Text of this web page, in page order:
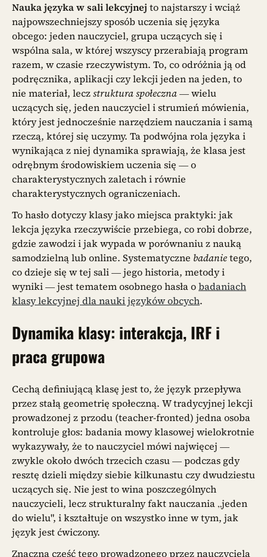
Nauka języka w sali lekcyjnej to najstarszy i wciąż
najpowszechniejszy sposób uczenia się języka
obcego: jeden nauczyciel, grupa uczących się i
wspólna sala, w której wszyscy przerabiają program
razem, w czasie rzeczywistym. To, co odróżnia ją od
podręcznika, aplikacji czy lekcji jeden na jeden, to
nie materiał, leczstruktura społeczna— wielu
uczących się, jeden nauczyciel i strumień mówienia,
który jest jednocześnie narzędziem nauczania i samą
rzeczą, której się uczymy. Ta podwójna rola języka i
wynikająca z niej dynamika sprawiają, że klasa jest
odrębnym środowiskiem uczenia się — o
charakterystycznych zaletach i równie
charakterystycznych ograniczeniach.
To hasło dotyczy klasy jako miejsca praktyki: jak
lekcja języka rzeczywiście przebiega, co robi dobrze,
gdzie zawodzi i jak wypada w porównaniu z nauką
samodzielną lub online. Systematyczne badanietego,
co dzieje się w tej sali — jego historia, metody i
wyniki — jest tematem osobnego hasła obadaniach
klasy lekcyjnej dla nauki języków obcych.
Dynamika klasy: interakcja, IRF i
praca grupowa
Cechą definiującą klasę jest to, że język przepływa
przez stałą geometrię społeczną. W tradycyjnej lekcji
prowadzonej z przodu (teacher-fronted) jedna osoba
kontroluje głos: badania mowy klasowej wielokrotnie
wykazywały, że to nauczyciel mówi najwięcej —
zwykle około dwóch trzecich czasu — podczas gdy
resztę dzieli między siebie kilkunastu czy dwudziestu
uczących się. Nie jest to wina poszczególnych
nauczycieli, lecz strukturalny fakt nauczania „jeden
do wielu", i kształtuje on wszystko inne w tym, jak
język jest ćwiczony.
Znaczna część tego prowadzonego przez nauczyciela